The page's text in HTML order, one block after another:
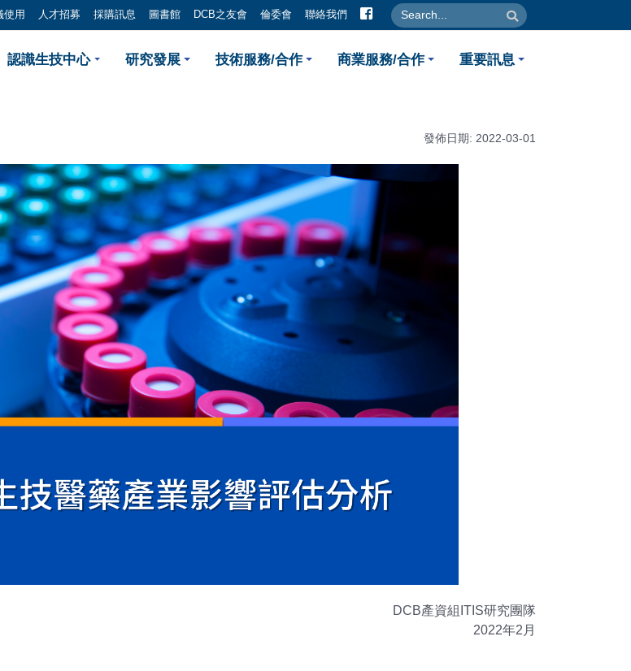
使用 人才招募 採購訊息 圖書館 DCB之友會 倫委會 聯絡我們 facebook
search search
生技醫藥產業影響評估分析
認識生技中心 研究發展 技術服務/合作 商業服務/合作 重要訊息
發佈日期: 2022-03-01
DCB產資組ITIS研究團隊
2022年2月